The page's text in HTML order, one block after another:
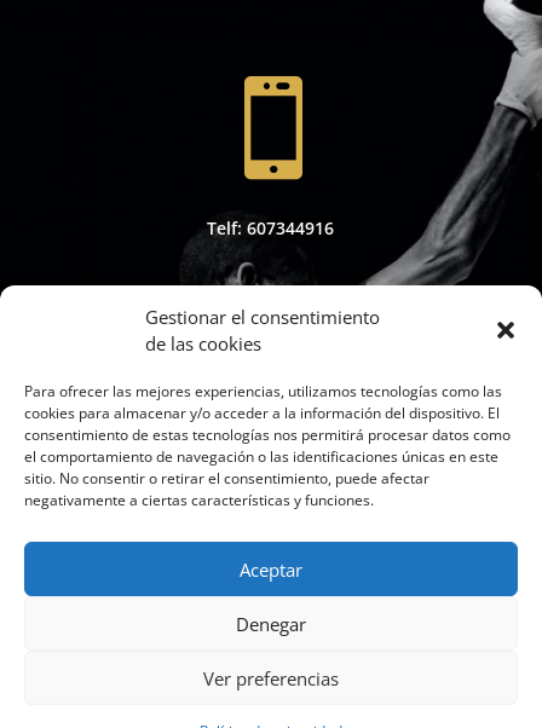
Gestionar el consentimiento
de las cookies
Para ofrecer las mejores experiencias, utilizamos tecnologías como las
cookies para almacenar y/o acceder a la información del dispositivo. El
consentimiento de estas tecnologías nos permitirá procesar datos como
el comportamiento de navegación o las identificaciones únicas en este
sitio. No consentir o retirar el consentimiento, puede afectar
negativamente a ciertas características y funciones.
Aceptar
Denegar
Ver preferencias

Telf: 607344916

Whapsap: 607344916
